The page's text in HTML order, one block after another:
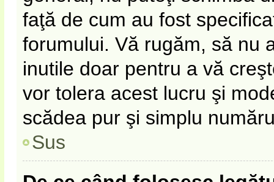
faţă de cum au fost
forumului. Vă rugăm, să nu
inutile doar pentru a vă
vor tolera acest lucru şi
scădea pur şi simplu
Sus